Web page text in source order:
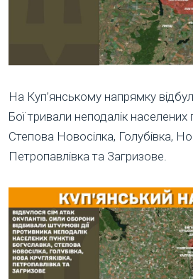
На Куп’янському напрямку
Бої тривали неподалік населених
Степова Новосілка, Голубівка,
Петропавлівка та Загризове.